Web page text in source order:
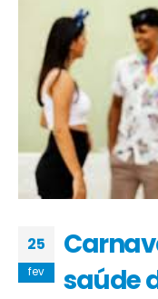
25
fev
saúde